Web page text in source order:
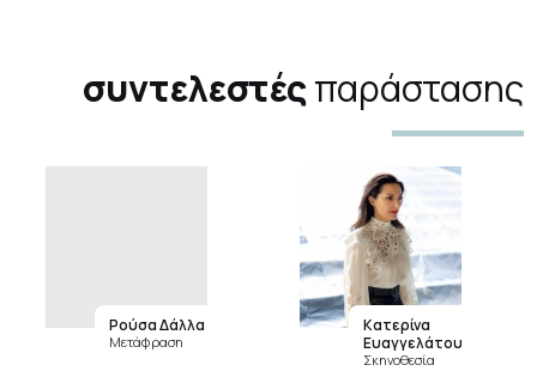
συντελεστέςπαράστασης
Ρούσα Δάλλα
Μετάφραση
Κατερίνα
Ευαγγελάτου
Σκηνοθεσία